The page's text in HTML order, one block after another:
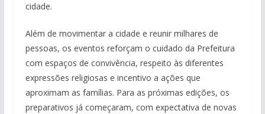
cidade.
Além de movimentar a cidade e reunir milhares de
pessoas, os eventos reforçam o cuidado da Prefeitura
com espaços de convivência, respeito às diferentes
expressões religiosas e incentivo a ações que
aproximam as famílias. Para as próximas edições, os
preparativos já começaram, com expectativa de novas